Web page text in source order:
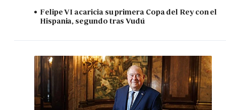
Felipe VI acaricia su primera Copa del Rey con el
Hispania, segundo tras Vudú